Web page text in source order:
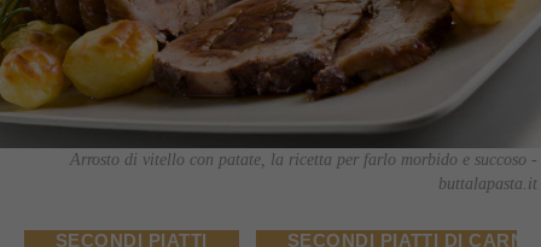
Arrosto di vitello con patate, la ricetta per farlo morbido e succoso -
buttalapasta.it
SECONDI PIATTI SECONDI PIATTI DI CARNE